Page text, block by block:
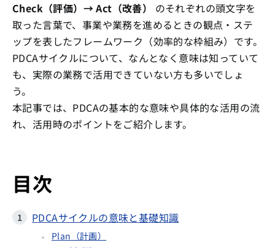
Check（評価）→ Act（改善）
のそれぞれの頭文字を
取った言葉で、事業や業務を進めるときの観点・ステ
ップを表したフレームワーク（効率的な枠組み）です。
PDCAサイクルについて、なんとなく意味は知っていて
も、実際の業務で活用できていない方も多いでしょ
う。
本記事では、PDCAの基本的な意味や具体的な活用の流
れ、活用時のポイントをご紹介します。
目次
PDCAサイクルの意味と基礎知識
Plan（計画）